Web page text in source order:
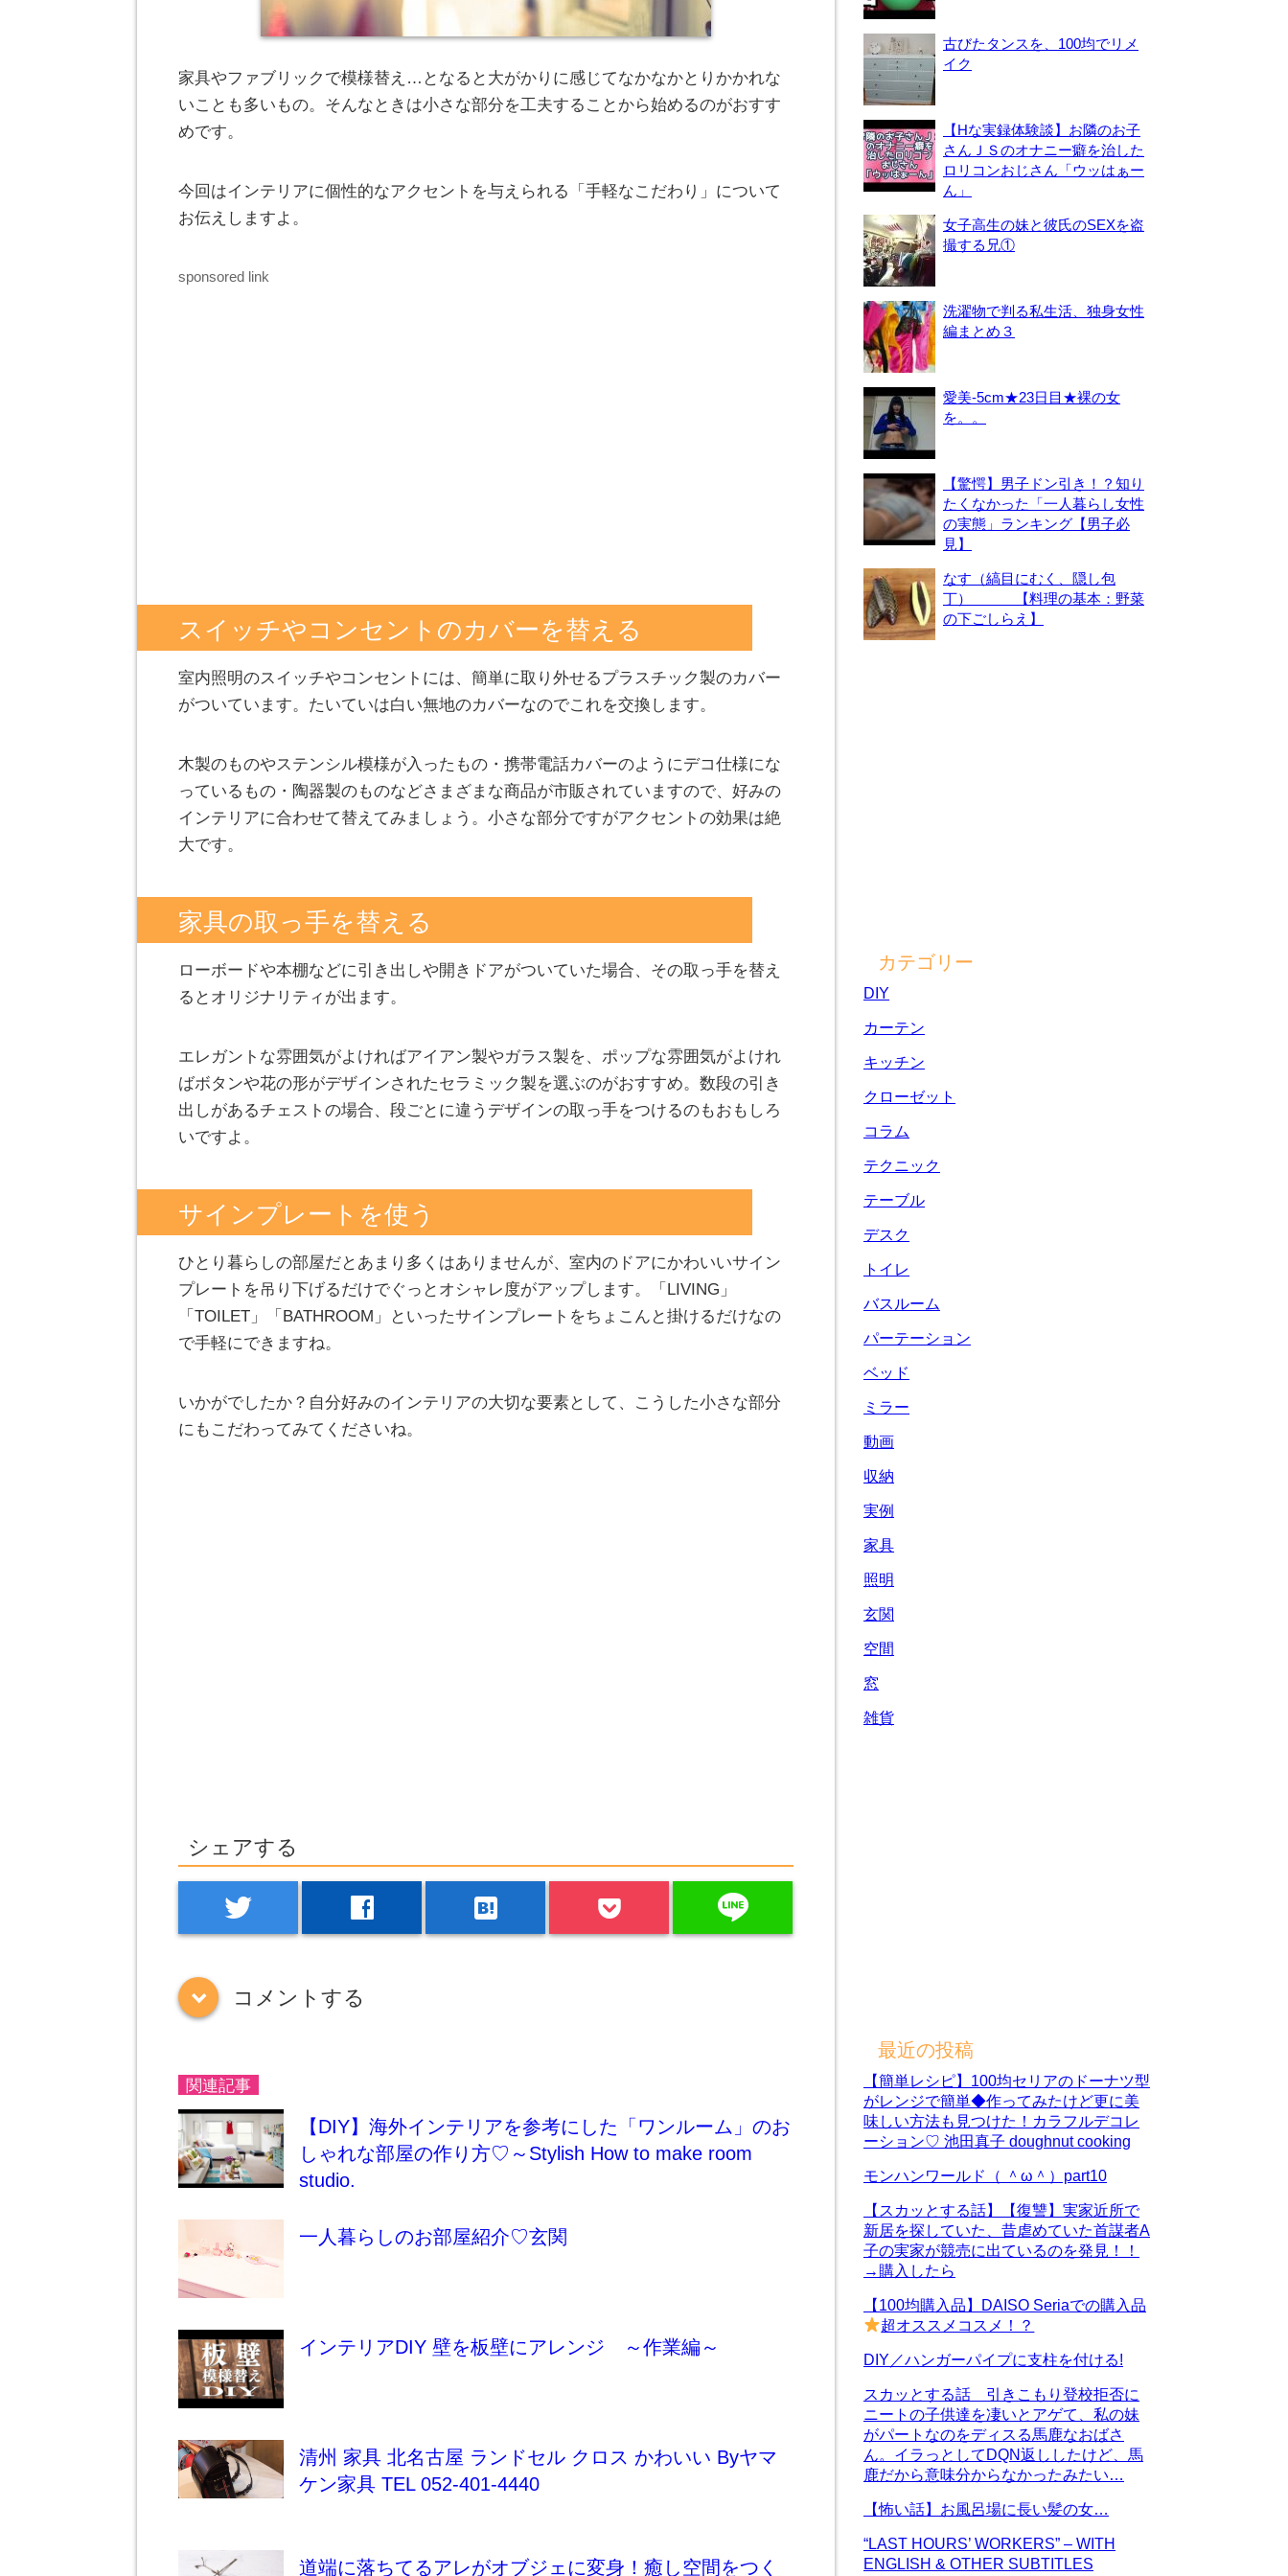
家具やファブリックで模様替え…となると大がかりに感じてなかなかとりかかれな
いことも多いもの。そんなときは小さな部分を工夫することから始めるのがおすす
めです。
今回はインテリアに個性的なアクセントを与えられる「手軽なこだわり」について
お伝えしますよ。
sponsored link
スイッチやコンセントのカバーを替える
室内照明のスイッチやコンセントには、簡単に取り外せるプラスチック製のカバー
がついています。たいていは白い無地のカバーなのでこれを交換します。
木製のものやステンシル模様が入ったもの・携帯電話カバーのようにデコ仕様にな
っているもの・陶器製のものなどさまざまな商品が市販されていますので、好みの
インテリアに合わせて替えてみましょう。小さな部分ですがアクセントの効果は絶
大です。
家具の取っ手を替える
ローボードや本棚などに引き出しや開きドアがついていた場合、その取っ手を替え
るとオリジナリティが出ます。
エレガントな雰囲気がよければアイアン製やガラス製を、ポップな雰囲気がよけれ
ばボタンや花の形がデザインされたセラミック製を選ぶのがおすすめ。数段の引き
出しがあるチェストの場合、段ごとに違うデザインの取っ手をつけるのもおもしろ
いですよ。
サインプレートを使う
ひとり暮らしの部屋だとあまり多くはありませんが、室内のドアにかわいいサイン
プレートを吊り下げるだけでぐっとオシャレ度がアップします。「LIVING」
「TOILET」「BATHROOM」といったサインプレートをちょこんと掛けるだけなの
で手軽にできますね。
いかがでしたか？自分好みのインテリアの大切な要素として、こうした小さな部分
にもこだわってみてくださいね。
シェアする
twitter facebook hatenabookmark line
down コメントする
関連記事
【DIY】海外インテリアを参考にした「ワンルーム」のお
しゃれな部屋の作り方♡～Stylish How to make room
studio.
一人暮らしのお部屋紹介♡玄関
インテリアDIY 壁を板壁にアレンジ ～作業編～
清州 家具 北名古屋 ランドセル クロス かわいい Byヤマ
ケン家具 TEL 052-401-4440
道端に落ちてるアレがオブジェに変身！癒し空間をつく
古びたタンスを、100均でリメ
イク
【Hな実録体験談】お隣のお子
さんＪＳのオナニー癖を治した
ロリコンおじさん「ウッはぁー
ん」
女子高生の妹と彼氏のSEXを盗
撮する兄①
洗濯物で判る私生活、独身女性
編まとめ３
愛美-5cm★23日目★裸の女
を。。
【驚愕】男子ドン引き！？知り
たくなかった「一人暮らし女性
の実態」ランキング【男子必
見】
なす（縞目にむく、隠し包
丁） 【料理の基本：野菜
の下ごしらえ】
カテゴリー
DIY
カーテン
キッチン
クローゼット
コラム
テクニック
テーブル
デスク
トイレ
バスルーム
パーテーション
ベッド
ミラー
動画
収納
実例
家具
照明
玄関
空間
窓
雑貨
最近の投稿
【簡単レシピ】100均セリアのドーナツ型
がレンジで簡単◆作ってみたけど更に美
味しい方法も見つけた！カラフルデコレ
ーション♡ 池田真子 doughnut cooking
モンハンワールド（ ＾ω＾）part10
【スカッとする話】【復讐】実家近所で
新居を探していた、昔虐めていた首謀者A
子の実家が競売に出ているのを発見！！
→購入したら
【100均購入品】DAISO Seriaでの購入品
超オススメコスメ！？
DIY／ハンガーパイプに支柱を付ける!
スカッとする話 引きこもり登校拒否に
ニートの子供達を凄いとアゲて、私の妹
がパートなのをディスる馬鹿なおばさ
ん。イラっとしてDQN返ししたけど、馬
鹿だから意味分からなかったみたい…
【怖い話】お風呂場に長い髪の女…
“LAST HOURS’ WORKERS” – WITH
ENGLISH & OTHER SUBTITLES